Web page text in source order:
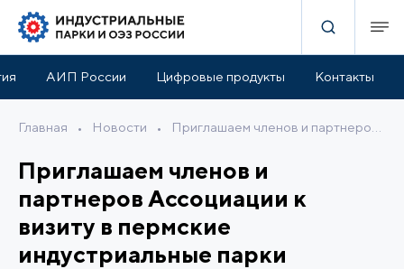
АИП России Цифровые продукты Контакты
Главная • Новости •
Приглашаем членов и
партнеров Ассоциации к
визиту в пермские
индустриальные парки